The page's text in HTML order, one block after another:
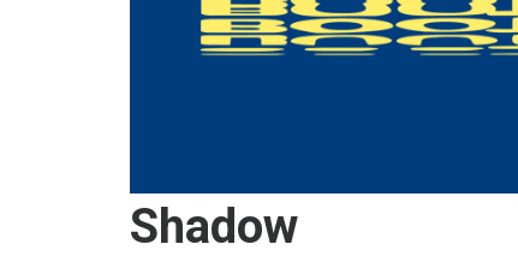
Shadow